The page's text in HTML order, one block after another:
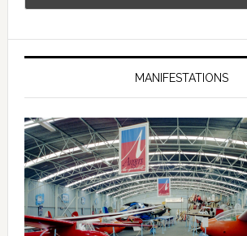
MANIFESTATIONS